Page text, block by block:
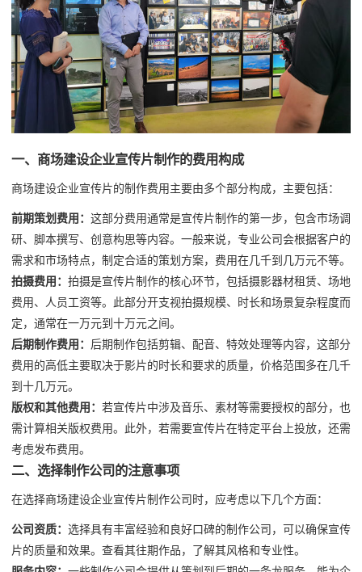
一、商场建设企业宣传片制作的费用构成
商场建设企业宣传片的制作费用主要由多个部分构成，主要包括：
前期策划费用： 这部分费用通常是宣传片制作的第一步，包含市场调
研、脚本撰写、创意构思等内容。一般来说，专业公司会根据客户的
需求和市场特点，制定合适的策划方案，费用在几千到几万元不等。
拍摄费用： 拍摄是宣传片制作的核心环节，包括摄影器材租赁、场地
费用、人员工资等。此部分开支视拍摄规模、时长和场景复杂程度而
定，通常在一万元到十万元之间。
后期制作费用： 后期制作包括剪辑、配音、特效处理等内容，这部分
费用的高低主要取决于影片的时长和要求的质量，价格范围多在几千
到十几万元。
版权和其他费用： 若宣传片中涉及音乐、素材等需要授权的部分，也
需计算相关版权费用。此外，若需要宣传片在特定平台上投放，还需
考虑发布费用。
二、选择制作公司的注意事项
在选择商场建设企业宣传片制作公司时，应考虑以下几个方面：
公司资质： 选择具有丰富经验和良好口碑的制作公司，可以确保宣传
片的质量和效果。查看其往期作品，了解其风格和专业性。